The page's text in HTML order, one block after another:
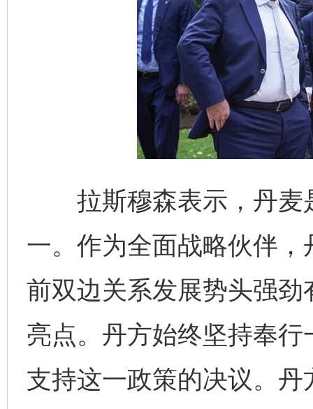
拉斯穆森表示，丹麦
一。作为全面战略伙伴
前双边关系发展势头强
亮点。丹方始终坚持奉
支持这一政策的决议。